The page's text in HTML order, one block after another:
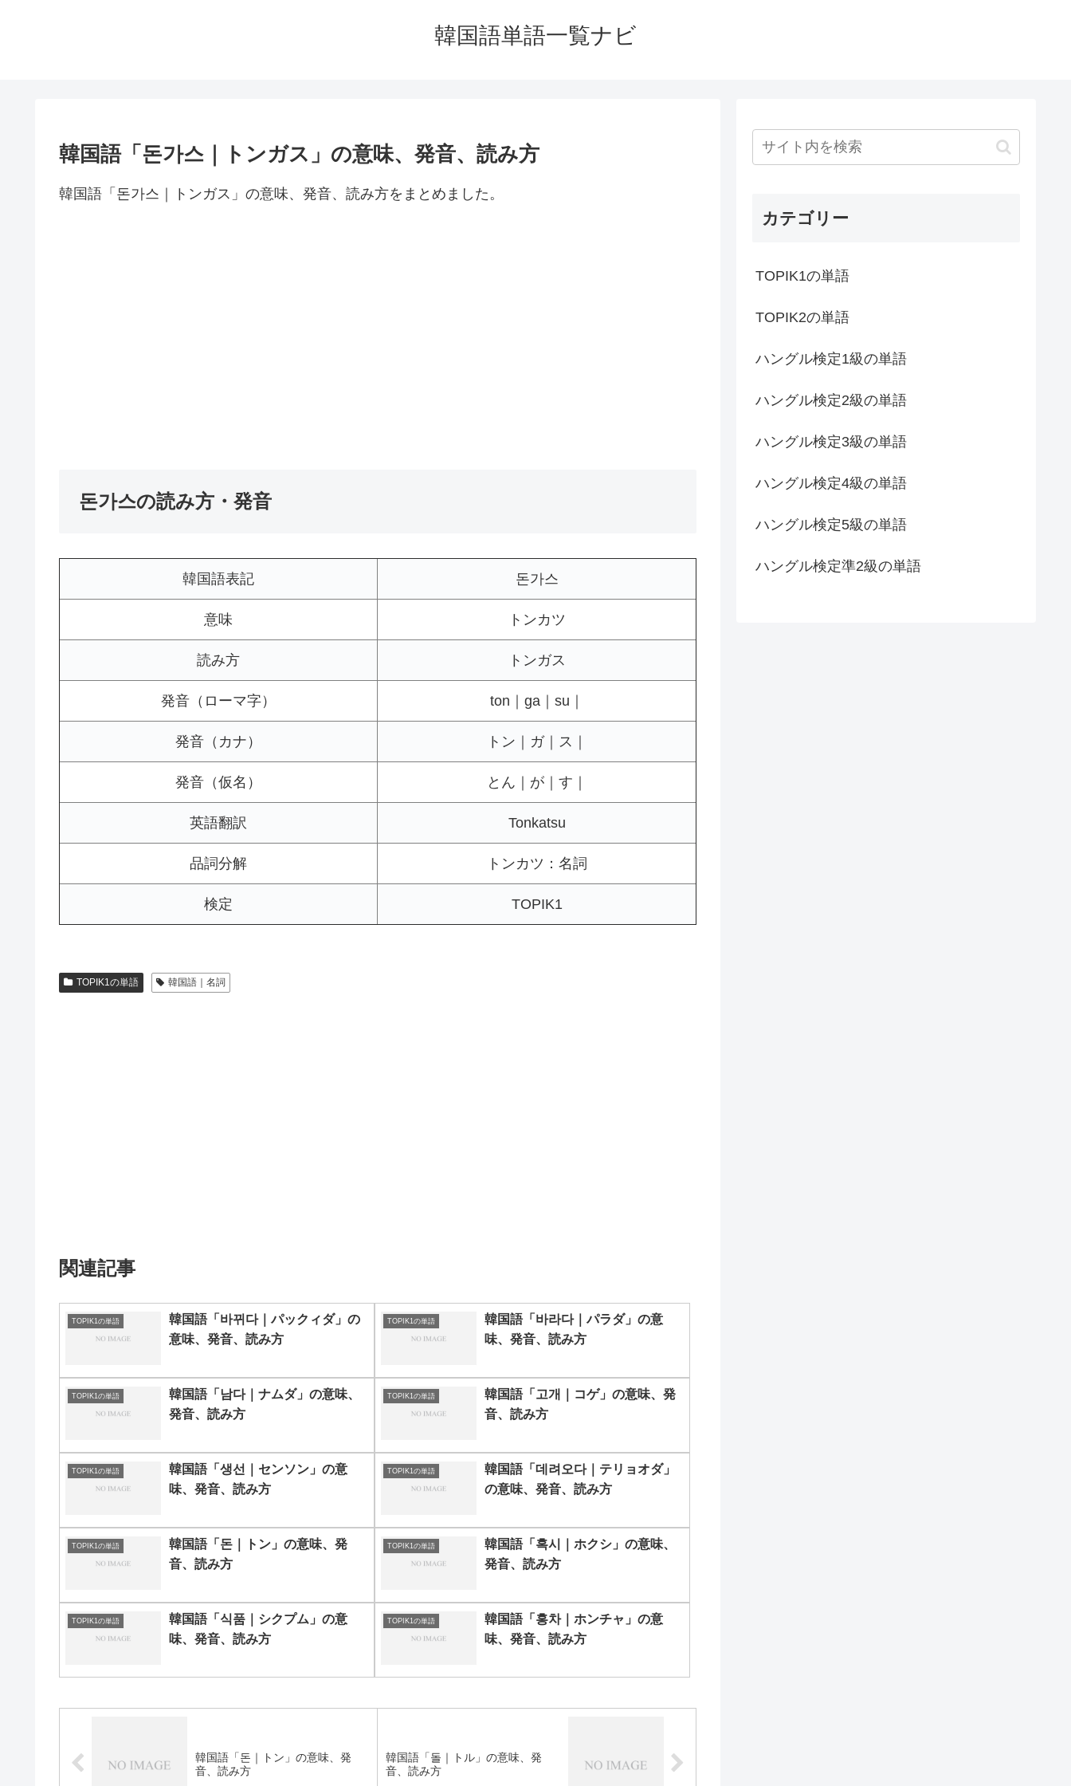
韓国語単語一覧ナビ
韓国語「돈가스｜トンガス」の意味、発音、読み方
韓国語「돈가스｜トンガス」の意味、発音、読み方をまとめました。
돈가스の読み方・発音
韓国語表記 돈가스
意味 トンカツ
読み方 トンガス
発音（ローマ字） ton｜ga｜su｜
発音（カナ） トン｜ガ｜ス｜
発音（仮名） とん｜が｜す｜
英語翻訳 Tonkatsu
品詞分解 トンカツ：名詞
検定 TOPIK1
TOPIK1の単語 韓国語｜名詞
関連記事
TOPIK1の単語
韓国語「바뀌다｜パックィダ」の
意味、発音、読み方
TOPIK1の単語
韓国語「바라다｜パラダ」の意
味、発音、読み方
TOPIK1の単語
韓国語「남다｜ナムダ」の意味、
発音、読み方
TOPIK1の単語
韓国語「고개｜コゲ」の意味、発
音、読み方
TOPIK1の単語
韓国語「생선｜センソン」の意
味、発音、読み方
TOPIK1の単語
韓国語「데려오다｜テリョオダ」
の意味、発音、読み方
TOPIK1の単語
韓国語「돈｜トン」の意味、発
音、読み方
TOPIK1の単語
韓国語「혹시｜ホクシ」の意味、
発音、読み方
TOPIK1の単語
韓国語「식품｜シクプム」の意
味、発音、読み方
TOPIK1の単語
韓国語「홍차｜ホンチャ」の意
味、発音、読み方
韓国語「돈｜トン」の意味、発
音、読み方
韓国語「돌｜トル」の意味、発
音、読み方
カテゴリー
TOPIK1の単語
TOPIK2の単語
ハングル検定1級の単語
ハングル検定2級の単語
ハングル検定3級の単語
ハングル検定4級の単語
ハングル検定5級の単語
ハングル検定準2級の単語